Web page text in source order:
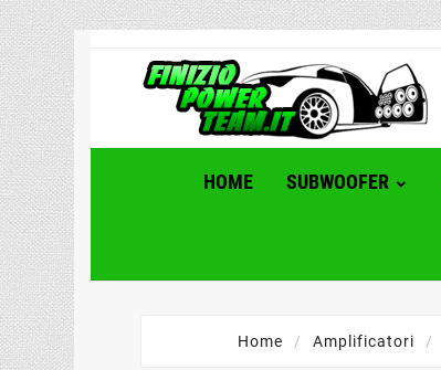
HOME SUBWOOFER
Home Amplificatori